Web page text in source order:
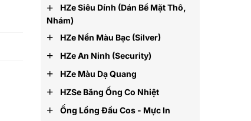
+
HZe Siêu Dính (dán Bề Mặt Thô,
Nhám)
+ HZe Nền Màu Bạc (silver)
+ HZe An Ninh (security)
+ HZe Màu Dạ Quang
+ HZSe Băng Ống Co Nhiệt
+ Ống Lồng Đầu Cos - Mực In